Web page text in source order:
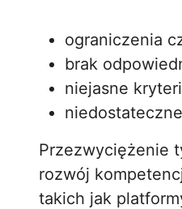
ograniczenia
brak
niejasne
Przezwyciężenie
rozwój
takich jak